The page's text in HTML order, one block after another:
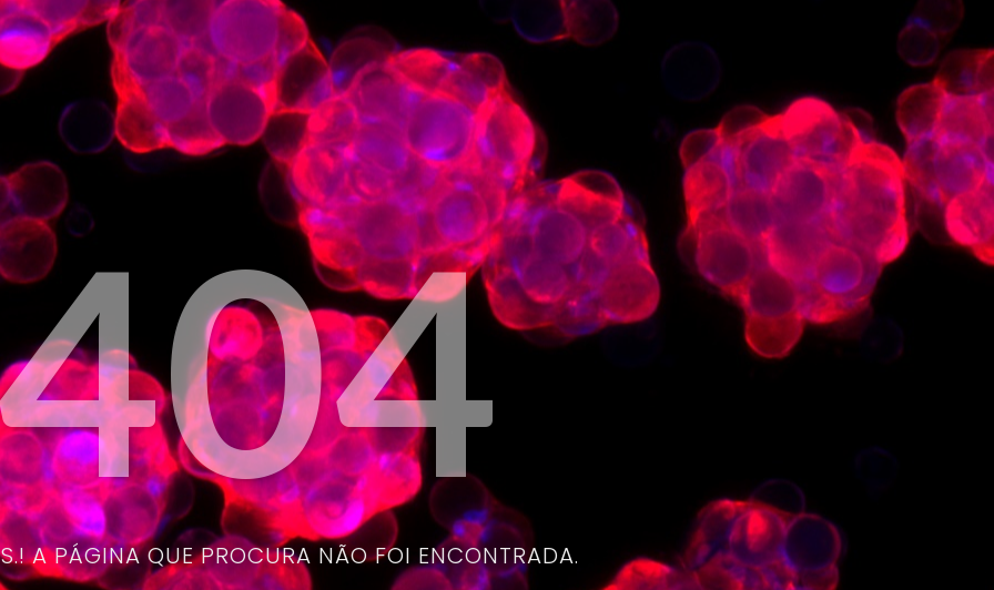
A PÁGINA QUE PROCURA NÃO FOI ENCONTRADA.